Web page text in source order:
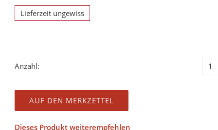
Lieferzeit ungewiss
Anzahl:
AUF DEN MERKZETTEL
Dieses Produkt weiterempfehlen